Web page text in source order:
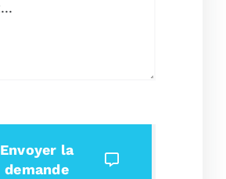
Envoyer la
demande